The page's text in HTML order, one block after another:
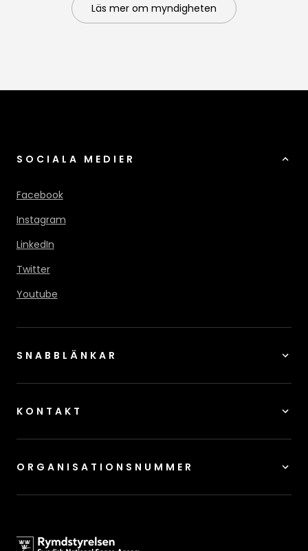
Läs mer om myndigheten
SOCIALA MEDIER
Facebook
Instagram
LinkedIn
Twitter
Youtube
SNABBLÄNKAR
KONTAKT
ORGANISATIONSNUMMER